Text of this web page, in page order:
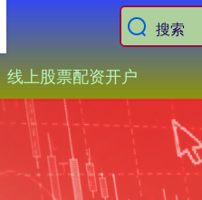
线上股票配资开户